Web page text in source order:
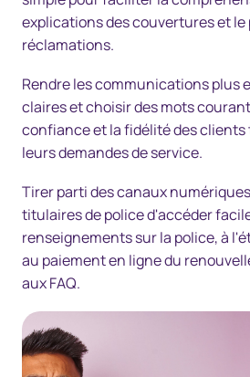
explications des couvertures et le
réclamations.
Rendre les communications plus
claires et choisir des mots
confiance et la fidélité des
leurs demandes de service.
Tirer parti des canaux
titulaires de police d'accéder
renseignements sur la police, à
au paiement en ligne du
aux FAQ.